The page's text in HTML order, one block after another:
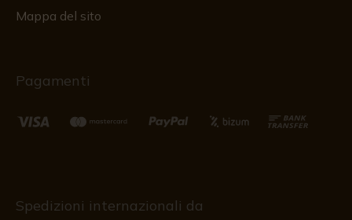
Mappa del sito
Pagamenti
Spedizioni internazionali da